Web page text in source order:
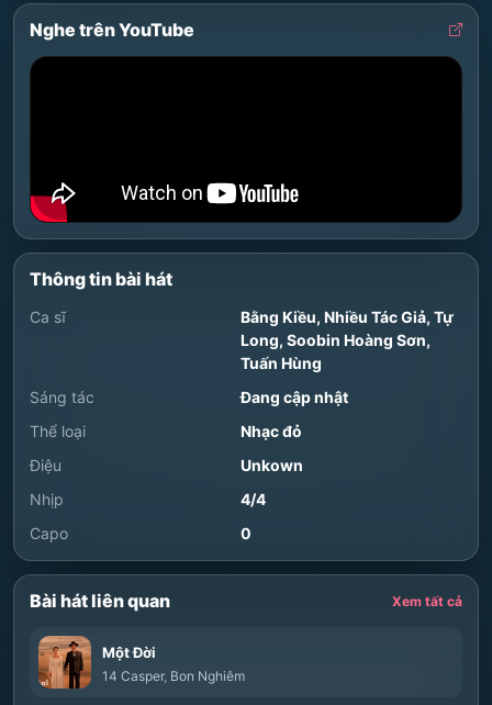
Nghe trên YouTube
Thông tin bài hát
Ca sĩ Bằng Kiều, Nhiều Tác Giả, Tự
Long, Soobin Hoàng Sơn,
Tuấn Hùng
Sáng tác
Đang cập nhật
Thể loại
Nhạc đỏ
Điệu
Unkown
Nhịp
4/4
Capo
0
Bài hát liên quan Xem tất cả
Một Đời
14 Casper, Bon Nghiêm